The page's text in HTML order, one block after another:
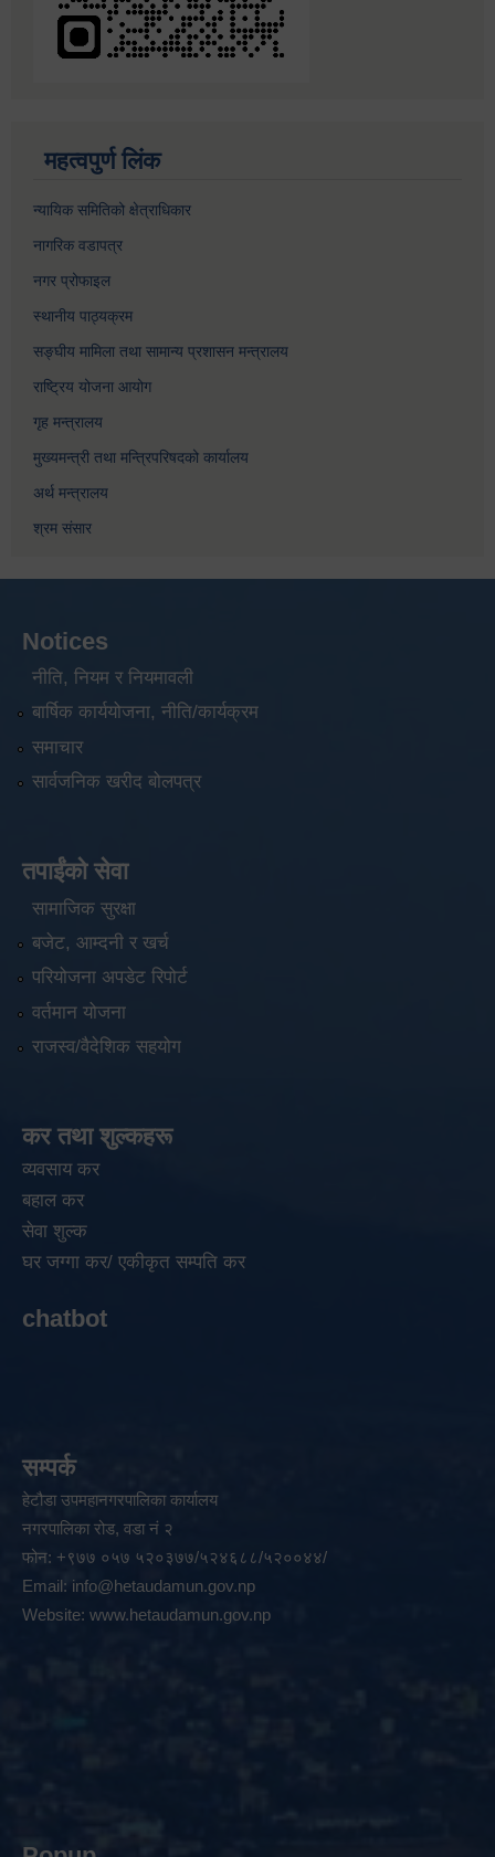
महत्वपुर्ण लिंक
न्यायिक समितिको क्षेत्राधिकार
नागरिक वडापत्र
नगर प्रोफाइल
स्थानीय पाठ्यक्रम
सङ्घीय मामिला तथा सामान्य प्रशासन मन्त्रालय
राष्ट्रिय योजना आयोग
गृह मन्त्रालय
मुख्यमन्त्री तथा मन्त्रिपरिषदको कार्यालय
अर्थ मन्त्रालय
श्रम संसार
Notices
नीति, नियम र नियमावली
बार्षिक कार्ययोजना, नीति/कार्यक्रम
समाचार
सार्वजनिक खरीद बोलपत्र
तपाईंको सेवा
सामाजिक सुरक्षा
बजेट, आम्दनी र खर्च
परियोजना अपडेट रिपोर्ट
वर्तमान योजना
राजस्व/वैदेशिक सहयोग
कर तथा शुल्कहरू
व्यवसाय कर
बहाल कर
सेवा शुल्क
घर जग्गा कर/ एकीकृत सम्पति कर
chatbot
सम्पर्क
हेटौडा उपमहानगरपालिका कार्यालय
नगरपालिका रोड, वडा नं २
फोन: +९७७ ०५७ ५२०३७७/५२४६८८/५२००४४/
Email: info@hetaudamun.gov.np
Website: www.hetaudamun.gov.np